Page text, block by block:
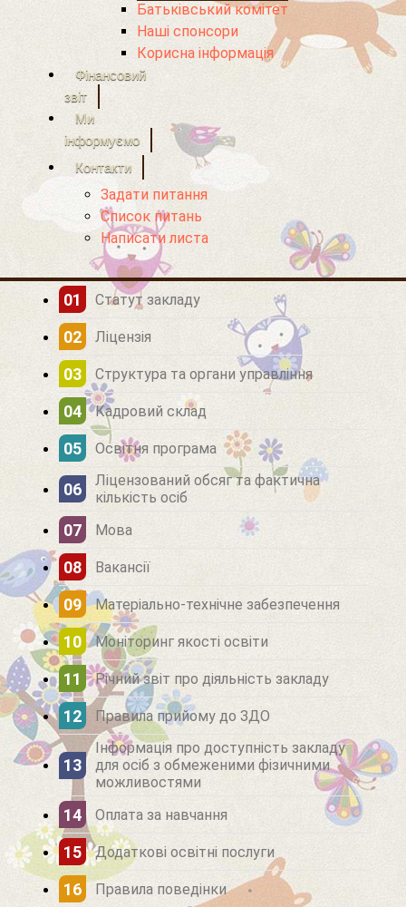
Батьківський комітет
Наші спонсори
Корисна інформація
Фінансовий
звіт
Ми
інформуємо
Контакти
Задати питання
Список питань
Написати листа
Статут закладу
Ліцензія
Структура та органи управління
Кадровий склад
Освітня програма
Ліцензований обсяг та фактична
кількість осіб
Мова
Вакансії
Матеріально-технічне забезпечення
Моніторинг якості освіти
Річний звіт про діяльність закладу
Правила прийому до ЗДО
Інформація про доступність закладу
для осіб з обмеженими фізичними
можливостями
Оплата за навчання
Додаткові освітні послуги
Правила поведінки